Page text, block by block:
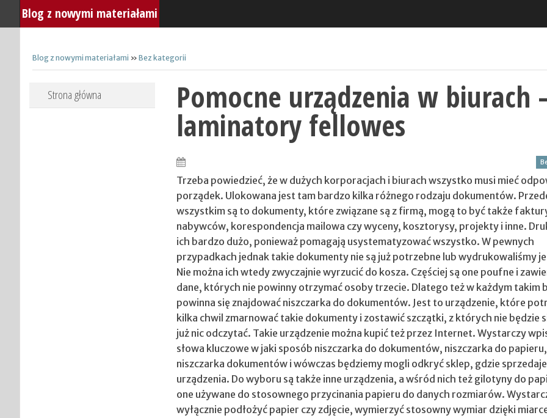
Blog z nowymi materiałami
Blog z nowymi materiałami » Bez kategorii
Skip to content
Strona główna Pomocne urządzenia w biurach
laminatory fellowes
Trzeba powiedzieć, że w dużych korporacjach i biurach wszystko musi mieć
porządek. Ulokowana jest tam bardzo kilka różnego rodzaju dokumentów.
wszystkim są to dokumenty, które związane są z firmą, mogą to być także
nabywców, korespondencja mailowa czy wyceny, kosztorysy, projekty i inne.
ich bardzo dużo, ponieważ pomagają usystematyzować wszystko. W pewnych
przypadkach jednak takie dokumenty nie są już potrzebne lub wydrukowaliśmy je
Nie można ich wtedy zwyczajnie wyrzucić do kosza. Częściej są one poufne i
dane, których nie powinny otrzymać osoby trzecie. Dlatego też w każdym takim
powinna się znajdować niszczarka do dokumentów. Jest to urządzenie, które
kilka chwil zmarnować takie dokumenty i zostawić szczątki, z których nie będzie
już nic odczytać. Takie urządzenie można kupić też przez Internet. Wystarczy
słowa kluczowe w jaki sposób niszczarka do dokumentów, niszczarka do papieru,
niszczarka dokumentów i wówczas będziemy mogli odkryć sklep, gdzie
urządzenia. Do wyboru są także inne urządzenia, a wśród nich też gilotyny do
one używane do stosownego przycinania papieru do danych rozmiarów.
wyłącznie podłożyć papier czy zdjęcie, wymierzyć stosowny wymiar dzięki